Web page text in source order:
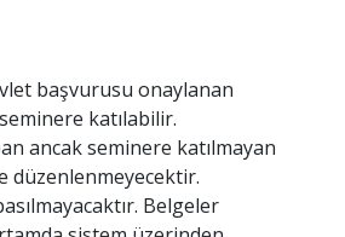
başvurusu onaylanan
katılabilir.
ancak seminere katılmayan
düzenlenmeyecektir.
Belgeler